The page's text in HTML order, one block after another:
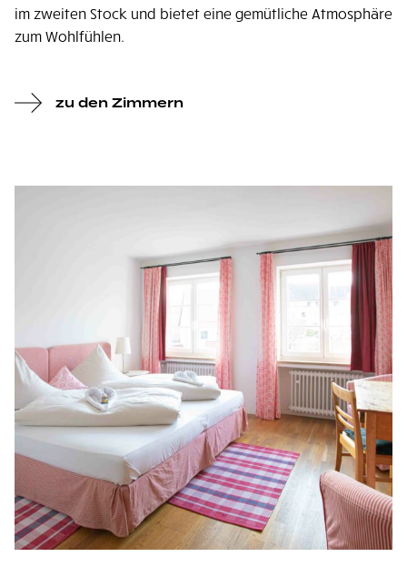
im zweiten Stock und bietet eine gemütliche Atmosphäre
zum Wohlfühlen.
zu den Zimmern